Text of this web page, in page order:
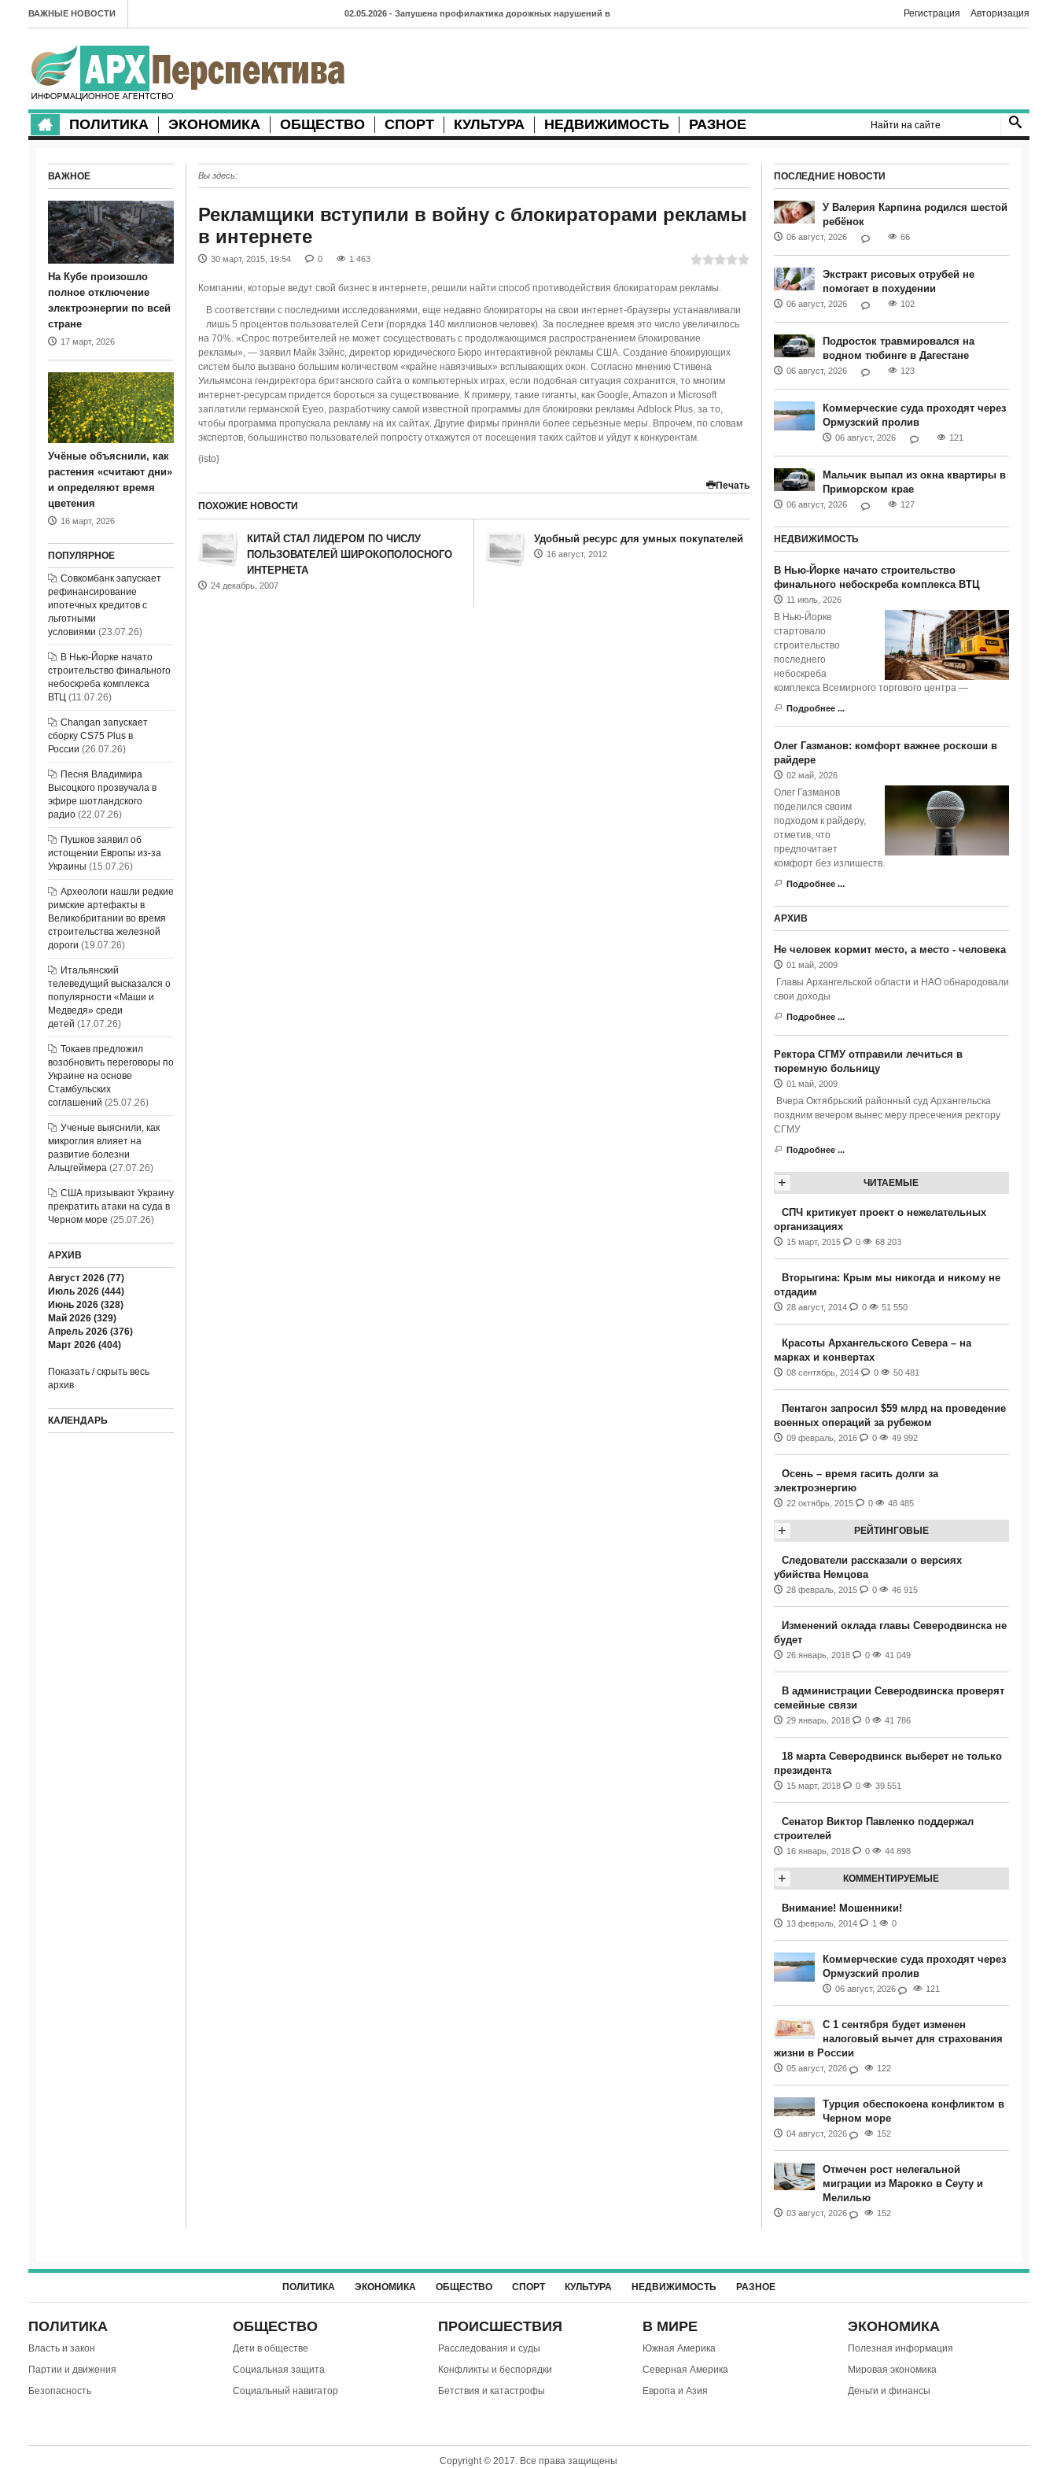
ВАЖНЫЕ НОВОСТИ 02.05.2026 - Запушена профилактика дорожных нарушений в
27.04.2026 - Губернатор Архангельской области контролирует
23.04.2026 - Детский экологический форум усилит
продолжают затруднять движение
20.04.2026 - Итоги хоккейного сезона в Архангельске: яркие
матчи и новые победы
18.04.2026 - Мобильные комплексы фотофиксации Vitronic
появились в Монтгомери
Регистрация Авторизация
ПОЛИТИКА ЭКОНОМИКА ОБЩЕСТВО СПОРТ КУЛЬТУРА НЕДВИЖИМОСТЬ РАЗНОЕ
Вы здесь:
Рекламщики вступили в войну с блокираторами рекламы
в интернете
30 март, 2015, 19:54 0 1 463
Компании, которые ведут свой бизнес в интернете, решили найти способ противодействия блокираторам рекламы.
В соответствии с последними исследованиями, еще недавно блокираторы на свои интернет-браузеры устанавливали
лишь 5 процентов пользователей Сети (порядка 140 миллионов человек). За последнее время это число увеличилось
на 70%. «Спрос потребителей не может сосуществовать с продолжающимся распространением блокирование
рекламы», — заявил Майк Зэйнс, директор юридического Бюро интерактивной рекламы США. Создание блокирующих
систем было вызвано большим количеством «крайне навязчивых» всплывающих окон. Согласно мнению Стивена
Уильямсона гендиректора британского сайта о компьютерных играх, если подобная ситуация сохранится, то многим
интернет-ресурсам придется бороться за существование. К примеру, такие гиганты, как Google, Amazon и Microsoft
заплатили германской Eyeo, разработчику самой известной программы для блокировки рекламы Adblock Plus, за то,
чтобы программа пропускала рекламу на их сайтах. Другие фирмы приняли более серьезные меры. Впрочем, по словам
экспертов, большинство пользователей попросту откажутся от посещения таких сайтов и уйдут к конкурентам.
{isto}
Печать
ПОХОЖИЕ НОВОСТИ
КИТАЙ СТАЛ ЛИДЕРОМ ПО ЧИСЛУ
ПОЛЬЗОВАТЕЛЕЙ ШИРОКОПОЛОСНОГО
ИНТЕРНЕТА
24 декабрь, 2007
Удобный ресурс для умных покупателей
16 август, 2012
ПОСЛЕДНИЕ НОВОСТИ
У Валерия Карпина родился шестой
ребёнок
06 август, 2026 66
Экстракт рисовых отрубей не
помогает в похудении
06 август, 2026 102
Подросток травмировался на
водном тюбинге в Дагестане
06 август, 2026 123
Коммерческие суда проходят через
Ормузский пролив
06 август, 2026 121
Мальчик выпал из окна квартиры в
Приморском крае
06 август, 2026 127
НЕДВИЖИМОСТЬ
В Нью-Йорке начато строительство
финального небоскреба комплекса ВТЦ
11 июль, 2026
В Нью-Йорке
стартовало
строительство
последнего
небоскреба
комплекса Всемирного торгового центра —
Подробнее ...
Олег Газманов: комфорт важнее роскоши в
райдере
02 май, 2026
Олег Газманов
поделился своим
подходом к райдеру,
отметив, что
предпочитает
комфорт без излишеств.
Подробнее ...
АРХИВ
Не человек кормит место, а место - человека
01 май, 2009
Главы Архангельской области и НАО обнародовали
свои доходы
Подробнее ...
Ректора СГМУ отправили лечиться в
тюремную больницу
01 май, 2009
Вчера Октябрьский районный суд Архангельска
поздним вечером вынес меру пресечения ректору
СГМУ
Подробнее ...
ЧИТАЕМЫЕ
+
СПЧ критикует проект о нежелательных
организациях
15 март, 2015 0 68 203
Вторыгина: Крым мы никогда и никому не
отдадим
28 август, 2014 0 51 550
Красоты Архангельского Севера – на
марках и конвертах
08 сентябрь, 2014 0 50 481
Пентагон запросил $59 млрд на проведение
военных операций за рубежом
09 февраль, 2016 0 49 992
Осень – время гасить долги за
электроэнергию
22 октябрь, 2015 0 48 485
РЕЙТИНГОВЫЕ
+
Следователи рассказали о версиях
убийства Немцова
28 февраль, 2015 0 46 915
Изменений оклада главы Северодвинска не
будет
26 январь, 2018 0 41 049
В администрации Северодвинска проверят
семейные связи
29 январь, 2018 0 41 786
18 марта Северодвинск выберет не только
президента
15 март, 2018 0 39 551
Сенатор Виктор Павленко поддержал
строителей
16 январь, 2018 0 44 898
КОММЕНТИРУЕМЫЕ
+
Внимание! Мошенники!
13 февраль, 2014 1 0
Коммерческие суда проходят через
Ормузский пролив
06 август, 2026 121
С 1 сентября будет изменен
налоговый вычет для страхования
жизни в России
05 август, 2026 122
Турция обеспокоена конфликтом в
Черном море
04 август, 2026 152
Отмечен рост нелегальной
миграции из Марокко в Сеуту и
Мелилью
03 август, 2026 152
ВАЖНОЕ
На Кубе произошло
полное отключение
электроэнергии по всей
стране
17 март, 2026
Учёные объяснили, как
растения «считают дни»
и определяют время
цветения
16 март, 2026
ПОПУЛЯРНОЕ
Совкомбанк запускает
рефинансирование
ипотечных кредитов с
льготными
условиями (23.07.26)
В Нью-Йорке начато
строительство финального
небоскреба комплекса
ВТЦ(11.07.26)
Changan запускает
сборку CS75 Plus в
России (26.07.26)
Песня Владимира
Высоцкого прозвучала в
эфире шотландского
радио(22.07.26)
Пушков заявил об
истощении Европы из-за
Украины (15.07.26)
Археологи нашли редкие
римские артефакты в
Великобритании во время
строительства железной
дороги (19.07.26)
Итальянский
телеведущий высказался о
популярности «Маши и
Медведя» среди
детей (17.07.26)
Токаев предложил
возобновить переговоры по
Украине на основе
Стамбульских
соглашений (25.07.26)
Ученые выяснили, как
микроглия влияет на
развитие болезни
Альцгеймера(27.07.26)
США призывают Украину
прекратить атаки на суда в
Черном море (25.07.26)
АРХИВ
Август 2026 (77)
Июль 2026 (444)
Июнь 2026 (328)
Май 2026 (329)
Апрель 2026 (376)
Март 2026 (404)
Показать / скрыть весь
архив
КАЛЕНДАРЬ
ПОЛИТИКА ЭКОНОМИКА ОБЩЕСТВО СПОРТ КУЛЬТУРА НЕДВИЖИМОСТЬ РАЗНОЕ
ПОЛИТИКА
Власть и закон
Партии и движения
Безопасность
ОБЩЕСТВО
Дети в обществе
Социальная защита
Социальный навигатор
ПРОИСШЕСТВИЯ
Расследования и суды
Конфликты и беспорядки
Бетствия и катастрофы
В МИРЕ
Южная Америка
Северная Америка
Европа и Азия
ЭКОНОМИКА
Полезная информация
Мировая экономика
Деньги и финансы
Copyright © 2017. Все права защищены